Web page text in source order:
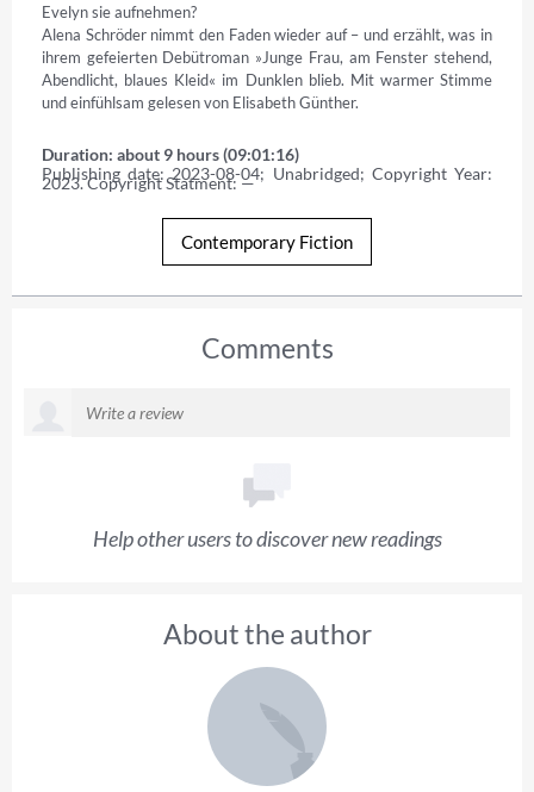
Evelyn sie aufnehmen?
Alena Schröder nimmt den Faden wieder auf – und erzählt, was in
ihrem gefeierten Debütroman »Junge Frau, am Fenster stehend,
Abendlicht, blaues Kleid« im Dunklen blieb. Mit warmer Stimme
und einfühlsam gelesen von Elisabeth Günther.
Duration: about 9 hours (09:01:16)
Publishing date: 2023-08-04; Unabridged; Copyright Year:
2023. Copyright Statment: —
Contemporary Fiction
Comments
Help other users to discover new readings
About the author